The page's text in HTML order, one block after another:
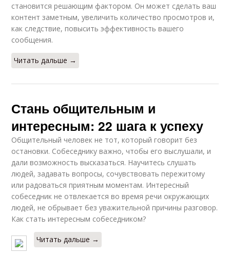
становится решающим фактором. Он может сделать ваш
контент заметным, увеличить количество просмотров и,
как следствие, повысить эффективность вашего
сообщения.
Читать дальше →
Стань общительным и
интересным: 22 шага к успеху
Общительный человек не тот, который говорит без
остановки. Собеседнику важно, чтобы его выслушали, и
дали возможность высказаться. Научитесь слушать
людей, задавать вопросы, сочувствовать пережитому
или радоваться приятным моментам. Интересный
собеседник не отвлекается во время речи окружающих
людей, не обрывает без уважительной причины разговор.
Как стать интересным собеседником?
Читать дальше →